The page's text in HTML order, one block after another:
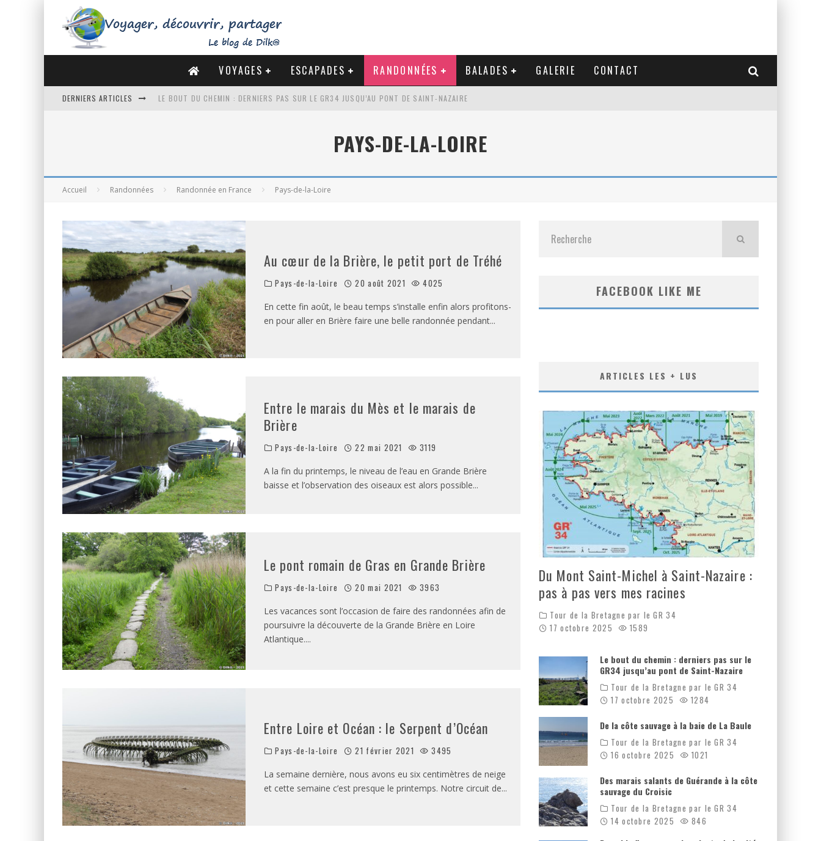
VOYAGES ESCAPADES RANDONNÉES BALADES GALERIE CONTACT
DERNIERS ARTICLES LE BOUT DU CHEMIN : DERNIERS PAS SUR LE GR34 JUSQU’AU PONT DE SAINT-NAZAIRE
DES MARAIS SALANTS DE GUÉRANDE À LA CÔTE SAUVAGE DU CROISICPAYS-DE-LA-LOIRE
Accueil Randonnées Randonnée en France Pays-de-la-Loire
Au cœur de la Brière, le petit port de Tréhé
Pays-de-la-Loire 20 août 2021 4025
En cette fin août, le beau temps s’installe enfin alors profitons-
en pour aller en Brière faire une belle randonnée pendant...
Entre le marais du Mès et le marais de
Brière
Pays-de-la-Loire 22 mai 2021 3119
A la fin du printemps, le niveau de l’eau en Grande Brière
baisse et l’observation des oiseaux est alors possible...
Le pont romain de Gras en Grande Brière
Pays-de-la-Loire 20 mai 2021 3963
Les vacances sont l’occasion de faire des randonnées afin de
poursuivre la découverte de la Grande Brière en Loire
Atlantique....
Entre Loire et Océan : le Serpent d’Océan
Pays-de-la-Loire 21 février 2021 3495
La semaine dernière, nous avons eu six centimètres de neige
et cette semaine c’est presque le printemps. Notre circuit de...
FACEBOOK LIKE ME
ARTICLES LES + LUS
Du Mont Saint-Michel à Saint-Nazaire :
pas à pas vers mes racines
Tour de la Bretagne par le GR 34
17 octobre 2025
1589
Le bout du chemin : derniers pas sur le
GR34 jusqu’au pont de Saint-Nazaire
Tour de la Bretagne par le GR 34
17 octobre 2025
1284
De la côte sauvage à la baie de La Baule
Tour de la Bretagne par le GR 34
16 octobre 2025
1021
Des marais salants de Guérande à la côte
sauvage du Croisic
Tour de la Bretagne par le GR 34
14 octobre 2025
846